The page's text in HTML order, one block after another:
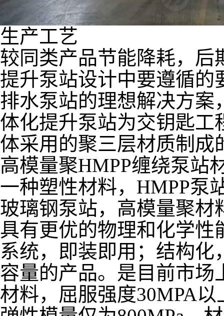
生产工艺
较同类产品节能降耗，后
提升泵站设计中要遵循的
排水泵站的理想解决方案
体化提升泵站为交钥匙工
体采用的聚三层材质制成
高模量聚HMPP缠绕泵站
一种塑性材料，HMPP泵
玻璃钢泵站，高模量聚材
具有更优的物理和化学
系统，即装即用；结构
容量的产品。是目前市场
材料，屈服强度30MPA以